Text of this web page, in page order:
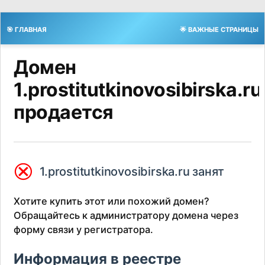
🎯 ГЛАВНАЯ 🌟 ВАЖНЫЕ СТРАНИЦЫ
Домен
1.prostitutkinovosibirska.ru
продается
⮿ 1.prostitutkinovosibirska.ru занят
Хотите купить этот или похожий домен?
Обращайтесь к администратору домена через
форму связи у регистратора.
Информация в реестре